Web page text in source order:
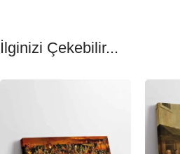
İlginizi Çekebilir...